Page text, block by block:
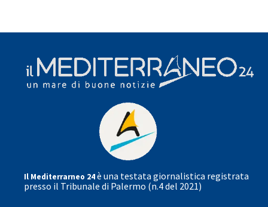
Il Mediterrarneo 24è una testata giornalistica registrata
presso il Tribunale di Palermo (n.4 del 2021)